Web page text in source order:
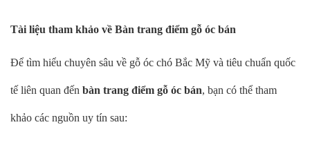
Tài liệu tham khảo về Bàn trang điểm gỗ óc bán
Để tìm hiểu chuyên sâu về gỗ óc chó Bắc Mỹ và tiêu chuẩn quốc
tế liên quan đến bàn trang điểm gỗ óc bán, bạn có thể tham
khảo các nguồn uy tín sau: